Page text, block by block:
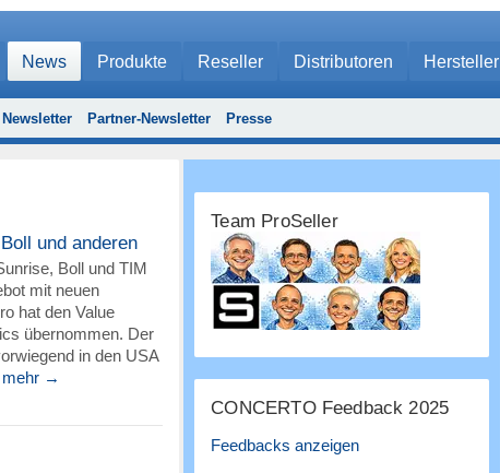
News Produkte Reseller Distributoren Hersteller
Partner-Newsletter Presse
und anderen
Boll und TIM
mit neuen
hat den Value
übernommen. Der
in den USA
mehr →
Team ProSeller
CONCERTO Feedback 2025
Feedbacks anzeigen